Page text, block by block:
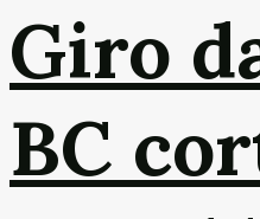
Giro
BC